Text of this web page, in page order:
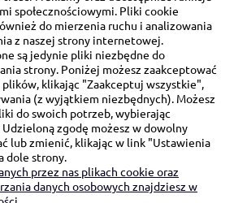
Brukowa 6/8 lok. 57/58
91-341 Łódź
NIP: 6751510615
SIĘ Z NAMI:
happygifts.com
+48 690 172 872
społecznościowymi. Pliki cookie
do mierzenia ruchu i analizowania
z naszej strony internetowej.
są jedynie pliki niezbędne do
strony. Poniżej możesz zaakceptować
klikając "Zaakceptuj wszystkie",
(z wyjątkiem niezbędnych). Możesz
do swoich potrzeb, wybierając
zgodę możesz w dowolny
lub zmienić, klikając w link "Ustawienia
dole strony.
przez nas plikach cookie oraz
danych osobowych znajdziesz w